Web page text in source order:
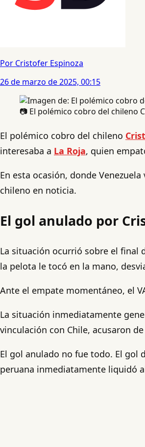
Por Cristofer Espinoza
26 de marzo de 2025, 00:15
📷 El polémico cobro del chileno
El polémico cobro del chileno
interesaba a La Roja, quien
En esta ocasión, donde
chileno en noticia.
El gol anulado por
La situación ocurrió sobre el final
la pelota le tocó en la mano,
Ante el empate momentáneo, el
La situación inmediatamente
vinculación con Chile, acusaron
El gol anulado no fue todo. El gol
peruana inmediatamente liquidó